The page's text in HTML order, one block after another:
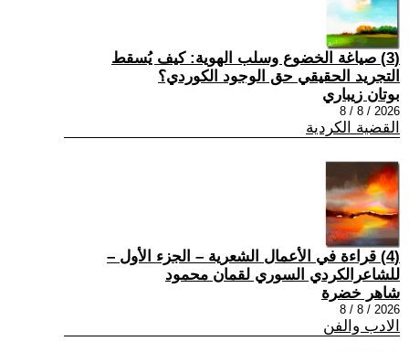
(3) صياغة الخضوع وسلب الهوية: كيف يُسقط
التجريد الحقيقي حق الوجود الكوردي؟
بوتان زيباري
2026 / 8 / 8
القضية الكردية
(4) قراءة في الأعمال الشعرية – الجزء الأول –
للشاعرالكردي السوري لقمان محمود
شاهر خضرة
2026 / 8 / 8
الادب والفن